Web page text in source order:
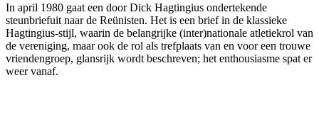
In april 1980 gaat een door Dick Hagtingius ondertekende
steunbriefuit naar de Reünisten. Het is een brief in de klassieke
Hagtingius-stijl, waarin de belangrijke (inter)nationale atletiekrol van
de vereniging, maar ook de rol als trefplaats van en voor een trouwe
vriendengroep, glansrijk wordt beschreven; het enthousiasme spat er
weer vanaf.